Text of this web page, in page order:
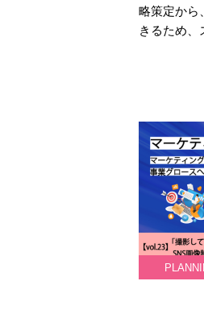
略策定から
きるため、